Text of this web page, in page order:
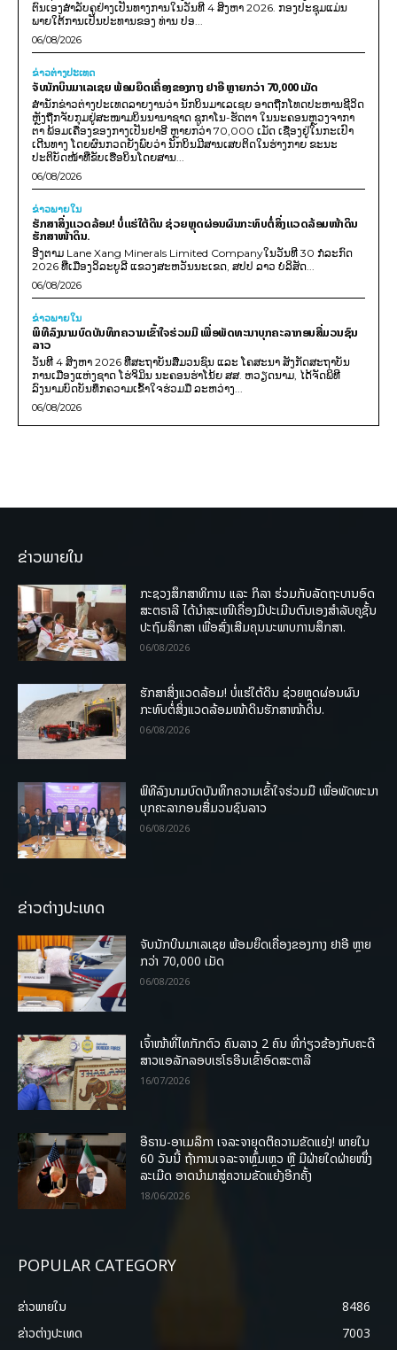
ຕົນເອງສຳລັບຄູຢ່າງເປັນທາງການໃນວັນທີ 4 ສິງຫາ 2026. ກອງປະຊຸມແມ່ນ
ພາຍໃຕ້ການເປັນປະທານຂອງ ທ່ານ ປອ...
06/08/2026
ຂ່າວຕ່າງປະເທດ
ຈັບນັກບິນມາເລເຊຍ ພ້ອມຍຶດເຄື່ອງຂອງກາງ ຢາອີ ຫຼາຍກວ່າ 70,000 ເມັດ
ສຳນັກຂ່າວຕ່າງປະເທດລາຍງານວ່າ ນັກບິນມາເລເຊຍ ອາດຖືກໂທດປະຫານຊີວິດ
ຫຼັງຖືກຈັບກຸມຢູ່ສະໜາມບິນນານາຊາດ ຊູກາໂນ-ຮັດຕາ ໃນນະຄອນຫຼວງຈາກາ
ຕາ ພ້ອມເຄື່ອງຂອງກາງເປັນຢາອີ ຫຼາຍກວ່າ 70,000 ເມັດ ເຊື່ອງຢູ່ໃນກະເປົາ
ເດີນທາງ ໂດຍຜົນກວດຍັງພົບວ່າ ນັກບິນມີສານເສບຕິດໃນຮ່າງກາຍ ຂະນະ
ປະຕິບັດໜ້າທີ່ຂັບເຮືອບິນໂດຍສານ...
06/08/2026
ຂ່າວພາຍ​ໃນ
ຮັກສາສິ່ງແວດລ້ອມ! ບໍ່ແຮ່ໃຕ້ດິນ ຊ່ວຍຫຼຸດຜ່ອນຜົນກະທົບຕໍ່ສິ່ງແວດລ້ອມໜ້າດິນ
ຮັກສາໜ້າດິນ.
ອີງຕາມ Lane Xang Minerals Limited Companyໃນວັນທີ 30 ກໍລະກົດ
2026 ທີ່ເມືອງວິລະບູລີ ແຂວງສະຫວັນນະເຂດ, ສປປ ລາວ ບໍລິສັດ...
06/08/2026
ຂ່າວພາຍ​ໃນ
ພິທີລົງນາມບົດບັນທຶກຄວາມເຂົ້າໃຈຮ່ວມມື ເພື່ອພັດທະນາບຸກຄະລາກອນສື່ມວນຊົນ
ລາວ
ວັນທີ 4 ສິງຫາ 2026 ທີ່ສະຖາບັນສື່ມວນຊົນ ແລະ ໂຄສະນາ ສັງກັດສະຖາບັນ
ການເມືອງແຫ່ງຊາດ ໂຮ່ຈິມິນ ນະຄອນຮ່າໂນ້ຍ ສສ. ຫວຽດນາມ, ໄດ້ຈັດພິທີ
ລົງນາມບົດບັນທຶກຄວາມເຂົ້າໃຈຮ່ວມມື ລະຫວ່າງ...
06/08/2026
ຂ່າວພາຍໃນ
ກະຊວງສຶກສາທິການ ແລະ ກິລາ ຮ່ວມກັບລັດຖະບານອົດ
ສະຕຣາລີ ໄດ້ນຳສະເໜີເຄື່ອງມືປະເມີນຕົນເອງສຳລັບຄູຊັ້ນ
ປະຖົມສຶກສາ ເພື່ອສົ່ງເສີມຄຸນນະພາບການສຶກສາ.
06/08/2026
ຮັກສາສິ່ງແວດລ້ອມ! ບໍ່ແຮ່ໃຕ້ດິນ ຊ່ວຍຫຼຸດຜ່ອນຜົນ
ກະທົບຕໍ່ສິ່ງແວດລ້ອມໜ້າດິນຮັກສາໜ້າດິນ.
06/08/2026
ພິທີລົງນາມບົດບັນທຶກຄວາມເຂົ້າໃຈຮ່ວມມື ເພື່ອພັດທະນາ
ບຸກຄະລາກອນສື່ມວນຊົນລາວ
06/08/2026
ຂ່າວຕ່າງປະເທດ
ຈັບນັກບິນມາເລເຊຍ ພ້ອມຍຶດເຄື່ອງຂອງກາງ ຢາອີ ຫຼາຍ
ກວ່າ 70,000 ເມັດ
06/08/2026
ເຈົ້າໜ້າທີ່ໄທກັກຕົວ ຄົນລາວ 2 ຄົນ ທີ່ກ່ຽວຂ້ອງກັບຄະດີ
ສາວແອລັກລອບເຮໂຣອີນເຂົ້າອົດສະຕາລີ
16/07/2026
ອີຣານ-ອາເມລິກາ ເຈລະຈາຍຸດຕິຄວາມຂັດແຍ່ງ! ພາຍໃນ
60 ວັນນີ້ ຖ້າການເຈລະຈາຫຼົ້ມເຫຼວ ຫຼື ມີຝ່າຍໃດຝ່າຍໜຶ່ງ
ລະເມີດ ອາດນໍາມາສູ່ຄວາມຂັດແຍ້ງອີກຄັ້ງ
18/06/2026
POPULAR CATEGORY
ຂ່າວພາຍ​ໃນ
8486
ຂ່າວຕ່າງປະເທດ
7003